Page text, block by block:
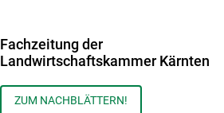
Fachzeitung der
Landwirtschaftskammer Kärnten
ZUM NACHBLÄTTERN!